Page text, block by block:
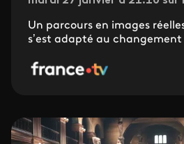
Un parcours en images
s’est adapté au